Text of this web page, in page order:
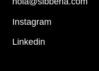
Instagram
Linkedin